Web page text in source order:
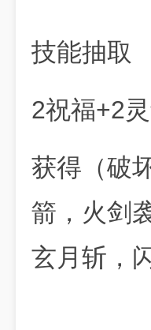
技能抽取
2祝福+2
获得（破
箭，火剑
玄月斩，